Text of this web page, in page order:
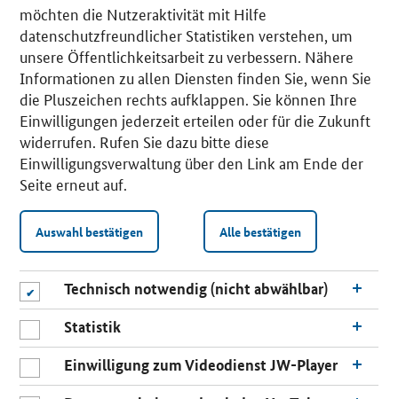
möchten die Nutzeraktivität mit Hilfe
datenschutzfreundlicher Statistiken verstehen, um
unsere Öffentlichkeitsarbeit zu verbessern. Nähere
Informationen zu allen Diensten finden Sie, wenn Sie
die Pluszeichen rechts aufklappen. Sie können Ihre
Einwilligungen jederzeit erteilen oder für die Zukunft
widerrufen. Rufen Sie dazu bitte diese
Einwilligungsverwaltung über den Link am Ende der
Seite erneut auf.
Auswahl bestätigen Alle bestätigen
Technisch notwendig (nicht abwählbar)
Statistik
Einwilligung zum Videodienst JW-Player